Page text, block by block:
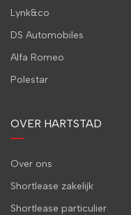
Lynk&co
DS Automobiles
Alfa Romeo
Polestar
OVER HARTSTAD
Over ons
Shortlease zakelijk
Shortlease particulier